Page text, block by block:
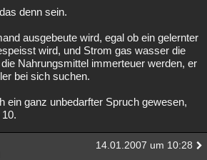
denn sein.
ausgebeute wird, egal ob ein gelernter
wird, und Strom gas wasser die
Nahrungsmittel immerteuer werden, er
bei sich suchen.
ein ganz unbedarfter Spruch gewesen,
14.01.2007 um 10:28